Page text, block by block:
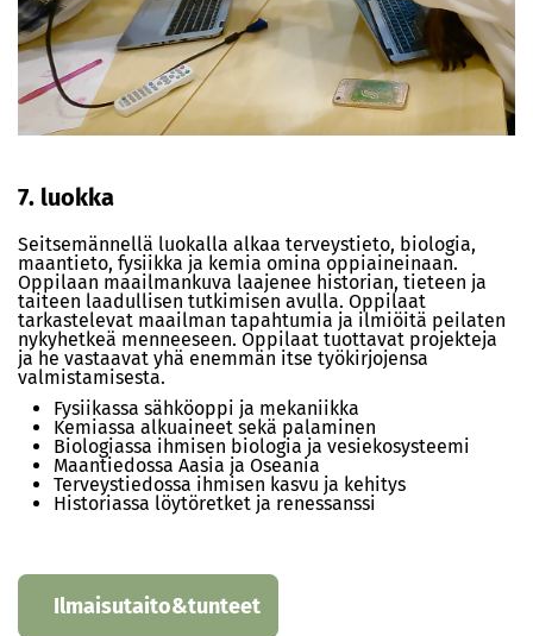
7. luokka
Seitsemännellä luokalla alkaa terveystieto, biologia,
maantieto, fysiikka ja kemia omina oppiaineinaan.
Oppilaan maailmankuva laajenee historian, tieteen ja
taiteen laadullisen tutkimisen avulla. Oppilaat
tarkastelevat maailman tapahtumia ja ilmiöitä peilaten
nykyhetkeä menneeseen. Oppilaat tuottavat projekteja
ja he vastaavat yhä enemmän itse työkirjojensa
valmistamisesta.
Fysiikassa sähköoppi ja mekaniikka
Kemiassa alkuaineet sekä palaminen
Biologiassa ihmisen biologia ja vesiekosysteemi
Maantiedossa Aasia ja Oseania
Terveystiedossa ihmisen kasvu ja kehitys
Historiassa löytöretket ja renessanssi
Ilmaisutaito&tunteet